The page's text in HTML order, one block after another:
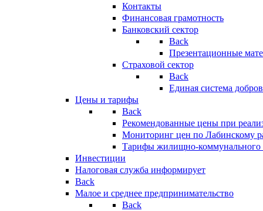
Контакты
Финансовая грамотность
Банковский сектор
Back
Презентационные
Страховой сектор
Back
Единая система
Цены и тарифы
Back
Рекомендованные цены при
Мониторинг цен по Лабинскому
Тарифы жилищно-коммунального
Инвестиции
Налоговая служба информирует
Back
Малое и среднее предпринимательство
Back